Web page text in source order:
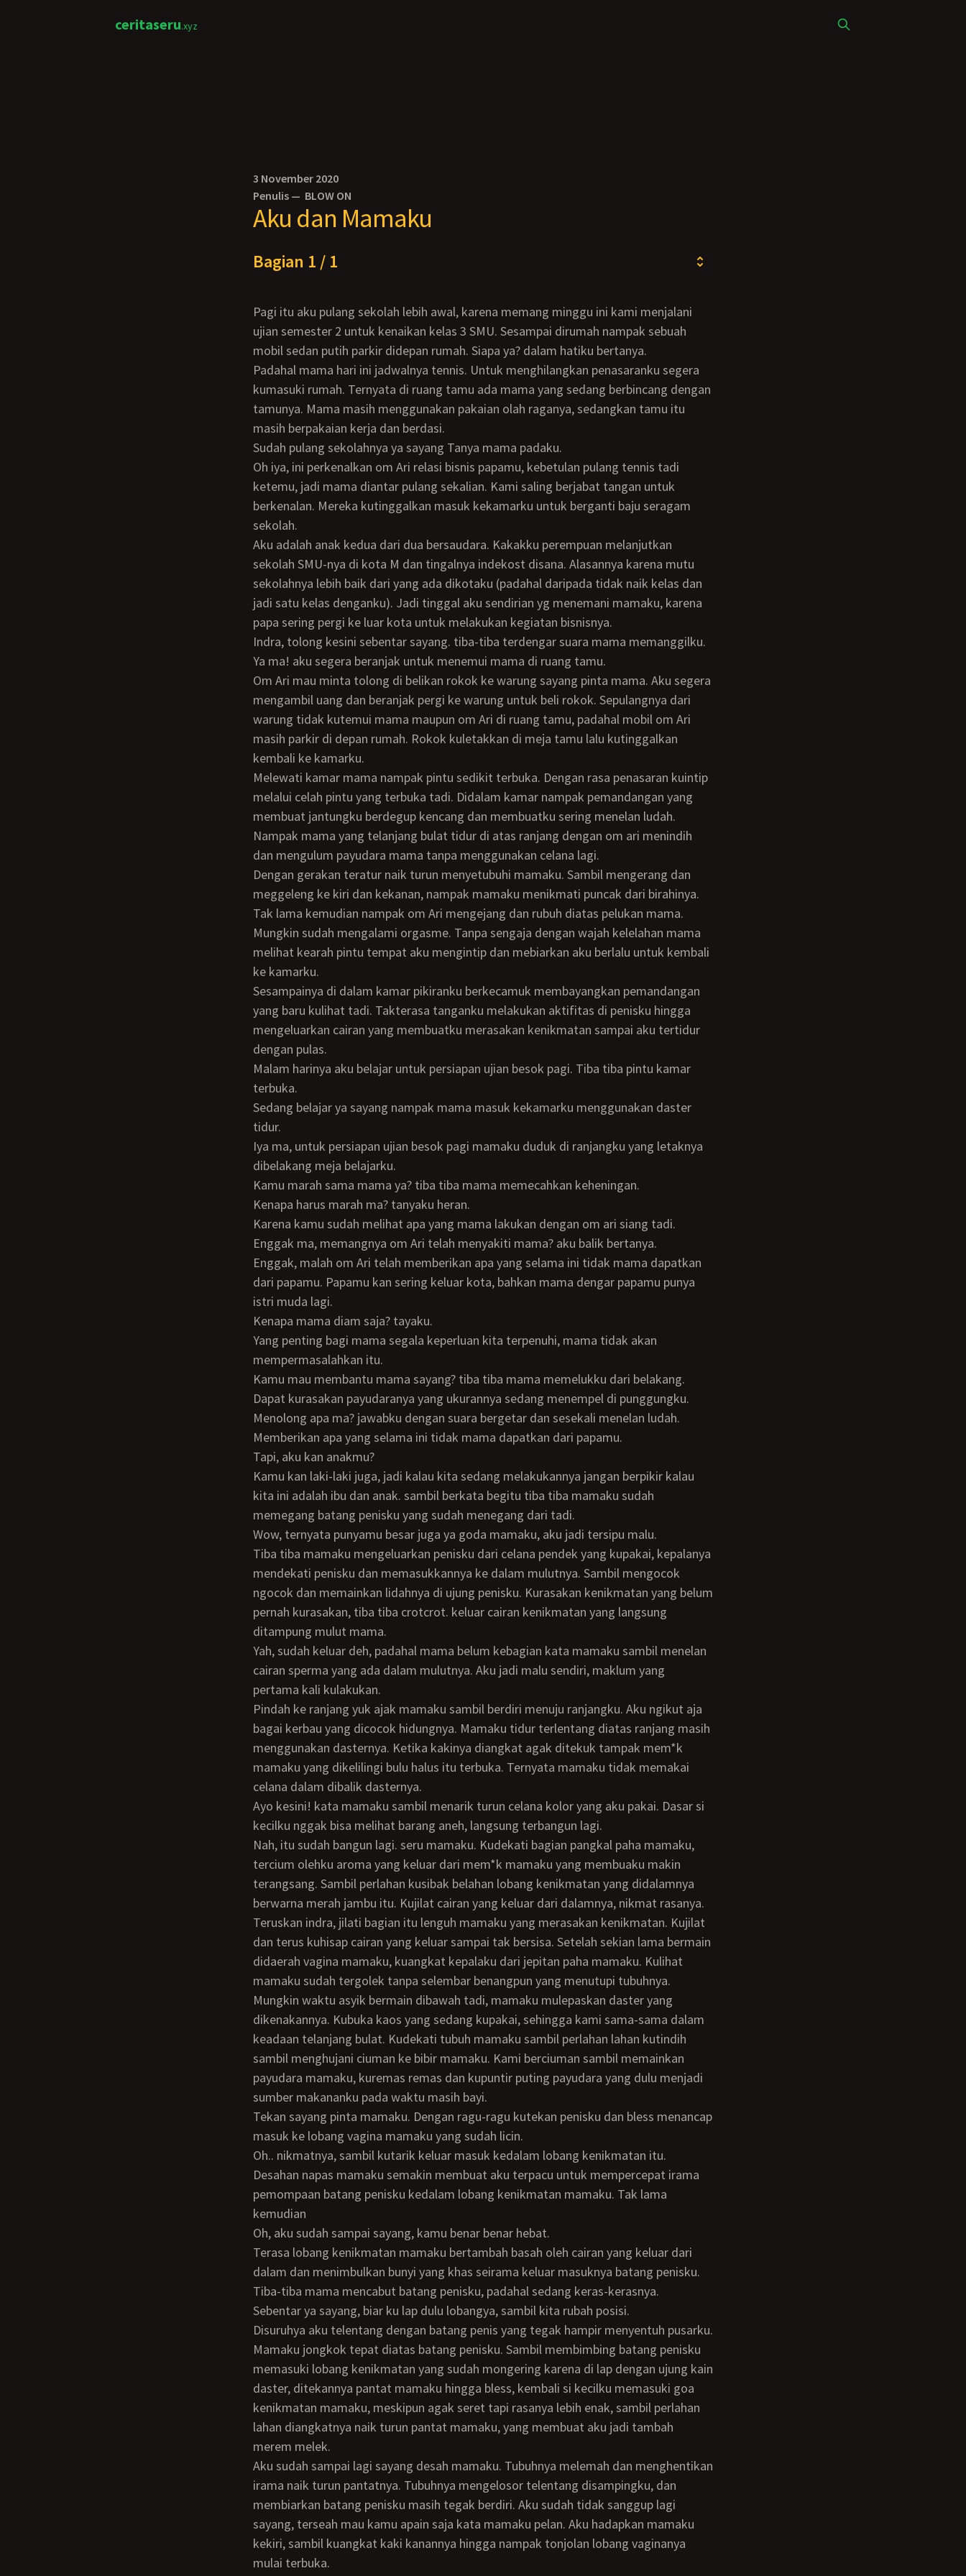
ceritaseru.xyz
3 November 2020
Penulis — BLOW ON
Aku dan Mamaku
Bagian 1 / 1
Pagi itu aku pulang sekolah lebih awal, karena memang minggu ini kami menjalani
ujian semester 2 untuk kenaikan kelas 3 SMU. Sesampai dirumah nampak sebuah
mobil sedan putih parkir didepan rumah. Siapa ya? dalam hatiku bertanya.
Padahal mama hari ini jadwalnya tennis. Untuk menghilangkan penasaranku segera
kumasuki rumah. Ternyata di ruang tamu ada mama yang sedang berbincang dengan
tamunya. Mama masih menggunakan pakaian olah raganya, sedangkan tamu itu
masih berpakaian kerja dan berdasi.
Sudah pulang sekolahnya ya sayang Tanya mama padaku.
Oh iya, ini perkenalkan om Ari relasi bisnis papamu, kebetulan pulang tennis tadi
ketemu, jadi mama diantar pulang sekalian. Kami saling berjabat tangan untuk
berkenalan. Mereka kutinggalkan masuk kekamarku untuk berganti baju seragam
sekolah.
Aku adalah anak kedua dari dua bersaudara. Kakakku perempuan melanjutkan
sekolah SMU-nya di kota M dan tingalnya indekost disana. Alasannya karena mutu
sekolahnya lebih baik dari yang ada dikotaku (padahal daripada tidak naik kelas dan
jadi satu kelas denganku). Jadi tinggal aku sendirian yg menemani mamaku, karena
papa sering pergi ke luar kota untuk melakukan kegiatan bisnisnya.
Indra, tolong kesini sebentar sayang. tiba-tiba terdengar suara mama memanggilku.
Ya ma! aku segera beranjak untuk menemui mama di ruang tamu.
Om Ari mau minta tolong di belikan rokok ke warung sayang pinta mama. Aku segera
mengambil uang dan beranjak pergi ke warung untuk beli rokok. Sepulangnya dari
warung tidak kutemui mama maupun om Ari di ruang tamu, padahal mobil om Ari
masih parkir di depan rumah. Rokok kuletakkan di meja tamu lalu kutinggalkan
kembali ke kamarku.
Melewati kamar mama nampak pintu sedikit terbuka. Dengan rasa penasaran kuintip
melalui celah pintu yang terbuka tadi. Didalam kamar nampak pemandangan yang
membuat jantungku berdegup kencang dan membuatku sering menelan ludah.
Nampak mama yang telanjang bulat tidur di atas ranjang dengan om ari menindih
dan mengulum payudara mama tanpa menggunakan celana lagi.
Dengan gerakan teratur naik turun menyetubuhi mamaku. Sambil mengerang dan
meggeleng ke kiri dan kekanan, nampak mamaku menikmati puncak dari birahinya.
Tak lama kemudian nampak om Ari mengejang dan rubuh diatas pelukan mama.
Mungkin sudah mengalami orgasme. Tanpa sengaja dengan wajah kelelahan mama
melihat kearah pintu tempat aku mengintip dan mebiarkan aku berlalu untuk kembali
ke kamarku.
Sesampainya di dalam kamar pikiranku berkecamuk membayangkan pemandangan
yang baru kulihat tadi. Takterasa tanganku melakukan aktifitas di penisku hingga
mengeluarkan cairan yang membuatku merasakan kenikmatan sampai aku tertidur
dengan pulas.
Malam harinya aku belajar untuk persiapan ujian besok pagi. Tiba tiba pintu kamar
terbuka.
Sedang belajar ya sayang nampak mama masuk kekamarku menggunakan daster
tidur.
Iya ma, untuk persiapan ujian besok pagi mamaku duduk di ranjangku yang letaknya
dibelakang meja belajarku.
Kamu marah sama mama ya? tiba tiba mama memecahkan keheningan.
Kenapa harus marah ma? tanyaku heran.
Karena kamu sudah melihat apa yang mama lakukan dengan om ari siang tadi.
Enggak ma, memangnya om Ari telah menyakiti mama? aku balik bertanya.
Enggak, malah om Ari telah memberikan apa yang selama ini tidak mama dapatkan
dari papamu. Papamu kan sering keluar kota, bahkan mama dengar papamu punya
istri muda lagi.
Kenapa mama diam saja? tayaku.
Yang penting bagi mama segala keperluan kita terpenuhi, mama tidak akan
mempermasalahkan itu.
Kamu mau membantu mama sayang? tiba tiba mama memelukku dari belakang.
Dapat kurasakan payudaranya yang ukurannya sedang menempel di punggungku.
Menolong apa ma? jawabku dengan suara bergetar dan sesekali menelan ludah.
Memberikan apa yang selama ini tidak mama dapatkan dari papamu.
Tapi, aku kan anakmu?
Kamu kan laki-laki juga, jadi kalau kita sedang melakukannya jangan berpikir kalau
kita ini adalah ibu dan anak. sambil berkata begitu tiba tiba mamaku sudah
memegang batang penisku yang sudah menegang dari tadi.
Wow, ternyata punyamu besar juga ya goda mamaku, aku jadi tersipu malu.
Tiba tiba mamaku mengeluarkan penisku dari celana pendek yang kupakai, kepalanya
mendekati penisku dan memasukkannya ke dalam mulutnya. Sambil mengocok
ngocok dan memainkan lidahnya di ujung penisku. Kurasakan kenikmatan yang belum
pernah kurasakan, tiba tiba crotcrot. keluar cairan kenikmatan yang langsung
ditampung mulut mama.
Yah, sudah keluar deh, padahal mama belum kebagian kata mamaku sambil menelan
cairan sperma yang ada dalam mulutnya. Aku jadi malu sendiri, maklum yang
pertama kali kulakukan.
Pindah ke ranjang yuk ajak mamaku sambil berdiri menuju ranjangku. Aku ngikut aja
bagai kerbau yang dicocok hidungnya. Mamaku tidur terlentang diatas ranjang masih
menggunakan dasternya. Ketika kakinya diangkat agak ditekuk tampak mem*k
mamaku yang dikelilingi bulu halus itu terbuka. Ternyata mamaku tidak memakai
celana dalam dibalik dasternya.
Ayo kesini! kata mamaku sambil menarik turun celana kolor yang aku pakai. Dasar si
kecilku nggak bisa melihat barang aneh, langsung terbangun lagi.
Nah, itu sudah bangun lagi. seru mamaku. Kudekati bagian pangkal paha mamaku,
tercium olehku aroma yang keluar dari mem*k mamaku yang membuaku makin
terangsang. Sambil perlahan kusibak belahan lobang kenikmatan yang didalamnya
berwarna merah jambu itu. Kujilat cairan yang keluar dari dalamnya, nikmat rasanya.
Teruskan indra, jilati bagian itu lenguh mamaku yang merasakan kenikmatan. Kujilat
dan terus kuhisap cairan yang keluar sampai tak bersisa. Setelah sekian lama bermain
didaerah vagina mamaku, kuangkat kepalaku dari jepitan paha mamaku. Kulihat
mamaku sudah tergolek tanpa selembar benangpun yang menutupi tubuhnya.
Mungkin waktu asyik bermain dibawah tadi, mamaku mulepaskan daster yang
dikenakannya. Kubuka kaos yang sedang kupakai, sehingga kami sama-sama dalam
keadaan telanjang bulat. Kudekati tubuh mamaku sambil perlahan lahan kutindih
sambil menghujani ciuman ke bibir mamaku. Kami berciuman sambil memainkan
payudara mamaku, kuremas remas dan kupuntir puting payudara yang dulu menjadi
sumber makananku pada waktu masih bayi.
Tekan sayang pinta mamaku. Dengan ragu-ragu kutekan penisku dan bless menancap
masuk ke lobang vagina mamaku yang sudah licin.
Oh.. nikmatnya, sambil kutarik keluar masuk kedalam lobang kenikmatan itu.
Desahan napas mamaku semakin membuat aku terpacu untuk mempercepat irama
pemompaan batang penisku kedalam lobang kenikmatan mamaku. Tak lama
kemudian
Oh, aku sudah sampai sayang, kamu benar benar hebat.
Terasa lobang kenikmatan mamaku bertambah basah oleh cairan yang keluar dari
dalam dan menimbulkan bunyi yang khas seirama keluar masuknya batang penisku.
Tiba-tiba mama mencabut batang penisku, padahal sedang keras-kerasnya.
Sebentar ya sayang, biar ku lap dulu lobangya, sambil kita rubah posisi.
Disuruhya aku telentang dengan batang penis yang tegak hampir menyentuh pusarku.
Mamaku jongkok tepat diatas batang penisku. Sambil membimbing batang penisku
memasuki lobang kenikmatan yang sudah mongering karena di lap dengan ujung kain
daster, ditekannya pantat mamaku hingga bless, kembali si kecilku memasuki goa
kenikmatan mamaku, meskipun agak seret tapi rasanya lebih enak, sambil perlahan
lahan diangkatnya naik turun pantat mamaku, yang membuat aku jadi tambah
merem melek.
Aku sudah sampai lagi sayang desah mamaku. Tubuhnya melemah dan menghentikan
irama naik turun pantatnya. Tubuhnya mengelosor telentang disampingku, dan
membiarkan batang penisku masih tegak berdiri. Aku sudah tidak sanggup lagi
sayang, terseah mau kamu apain saja kata mamaku pelan. Aku hadapkan mamaku
kekiri, sambil kuangkat kaki kanannya hingga nampak tonjolan lobang vaginanya
mulai terbuka.